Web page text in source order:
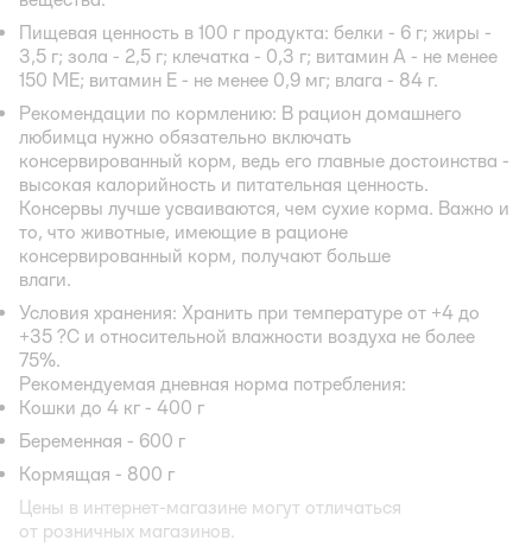
Пищевая ценность в 100 г продукта: белки - 6 г; жиры -
3,5 г; зола - 2,5 г; клечатка - 0,3 г; витамин А - не менее
150 МЕ; витамин Е - не менее 0,9 мг; влага - 84 г.
Рекомендации по кормлению: В рацион домашнего
любимца нужно обязательно включать
консервированный корм, ведь его главные достоинства -
высокая калорийность и питательная ценность.
Консервы лучше усваиваются, чем сухие корма. Важно и
то, что животные, имеющие в рационе
консервированный корм, получают больше
влаги.
Условия хранения: Хранить при температуре от +4 до
+35 ?C и относительной влажности воздуха не более
75%.
Рекомендуемая дневная норма потребления:
Кошки до 4 кг - 400 г
Беременная - 600 г
Кормящая - 800 г
Цены в интернет-магазине могут отличаться
от розничных магазинов.